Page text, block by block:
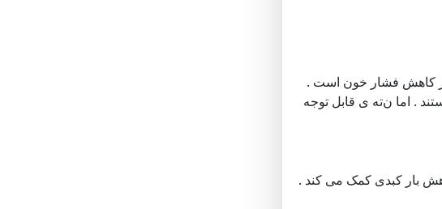
در کاهش فشار خون است .
. اما ن‌ته ی قابل توجه
بار کبدی کمک می کند .